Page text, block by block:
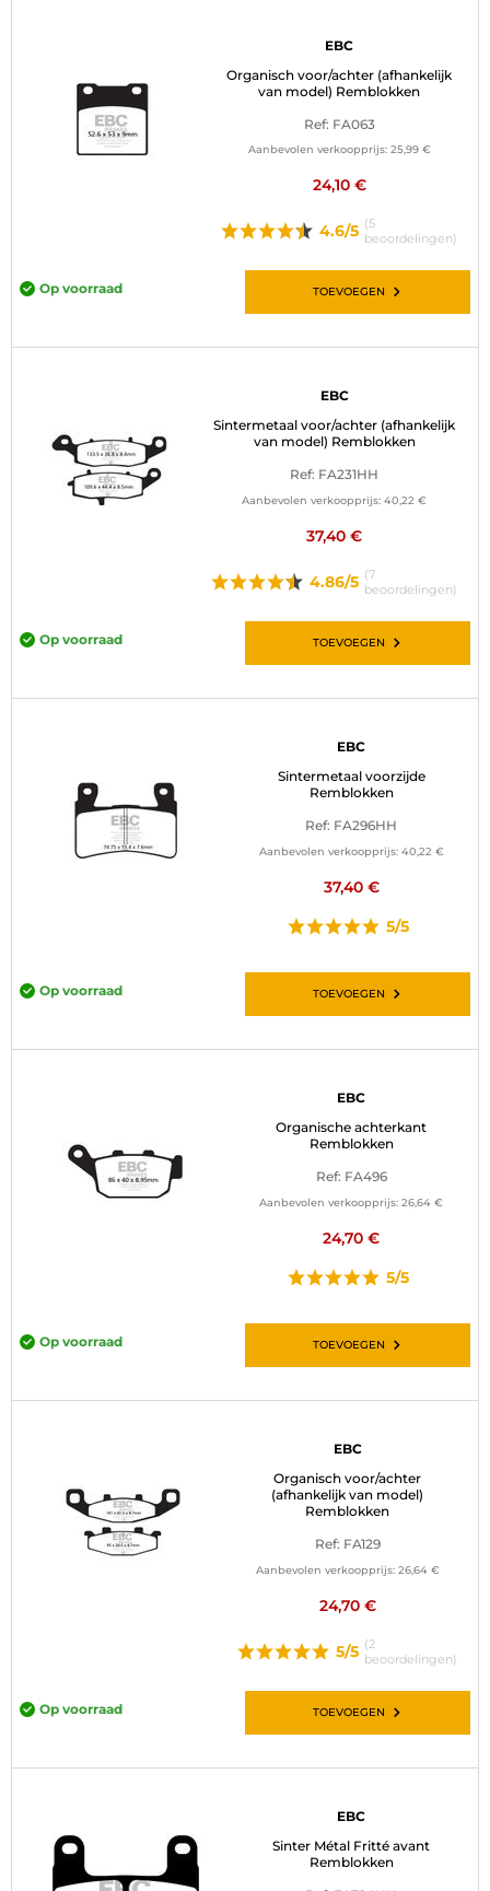
EBC
Organisch voor/achter (afhankelijk
van model) Remblokken
Ref: FA063
Aanbevolen verkoopprijs: 25,99 €
24,10 €
4.6/5 (5
beoordelingen)
Op voorraad TOEVOEGEN
EBC
Sintermetaal voor/achter (afhankelijk
van model) Remblokken
Ref: FA231HH
Aanbevolen verkoopprijs: 40,22 €
37,40 €
4.86/5 (7
beoordelingen)
Op voorraad TOEVOEGEN
EBC
Sintermetaal voorzijde
Remblokken
Ref: FA296HH
Aanbevolen verkoopprijs: 40,22 €
37,40 €
5/5
Op voorraad TOEVOEGEN
EBC
Organische achterkant
Remblokken
Ref: FA496
Aanbevolen verkoopprijs: 26,64 €
24,70 €
5/5
Op voorraad TOEVOEGEN
EBC
Organisch voor/achter
(afhankelijk van model)
Remblokken
Ref: FA129
Aanbevolen verkoopprijs: 26,64 €
24,70 €
5/5 (2
beoordelingen)
Op voorraad TOEVOEGEN
EBC
Sinter Métal Fritté avant
Remblokken